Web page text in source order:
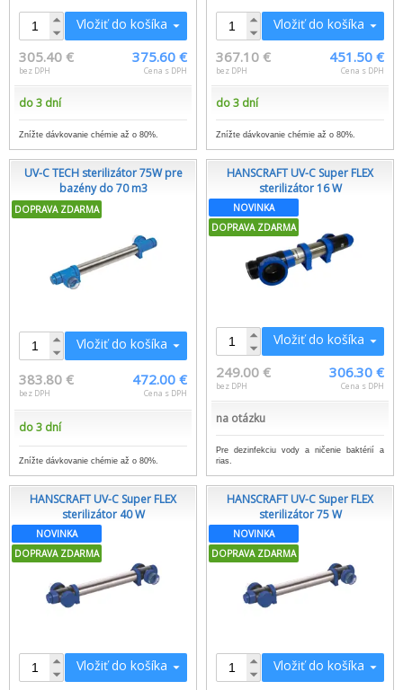
Vložiť do košíka
305.40 €
bez DPH
375.60 €
Cena s DPH
do 3 dní
Znížte dávkovanie chémie až o 80%.
Vložiť do košíka
367.10 €
bez DPH
451.50 €
Cena s DPH
do 3 dní
Znížte dávkovanie chémie až o 80%.
UV-C TECH sterilizátor 75W pre
bazény do 70 m3
DOPRAVA ZDARMA
Vložiť do košíka
383.80 €
bez DPH
472.00 €
Cena s DPH
do 3 dní
Znížte dávkovanie chémie až o 80%.
HANSCRAFT UV-C Super FLEX
sterilizátor 16 W
NOVINKA
DOPRAVA ZDARMA
Vložiť do košíka
249.00 €
bez DPH
306.30 €
Cena s DPH
na otázku
Pre dezinfekciu vody a ničenie baktérií a
rias.
HANSCRAFT UV-C Super FLEX
sterilizátor 40 W
NOVINKA
DOPRAVA ZDARMA
Vložiť do košíka
HANSCRAFT UV-C Super FLEX
sterilizátor 75 W
NOVINKA
DOPRAVA ZDARMA
Vložiť do košíka